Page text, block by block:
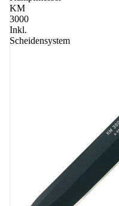
KM
3000
Inkl.
Scheidensystem